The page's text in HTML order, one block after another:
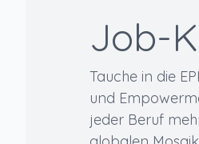
Deutsch
Warum Quadient
Kultur
Lernen &
Gemeinsame
Finde deinen
Bevor du dich
Job-Kategorien
Job-
Tauche in die
und
jeder Beruf